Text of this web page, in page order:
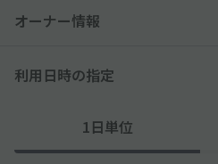
オーナー情報
利用日時の指定
1日単位